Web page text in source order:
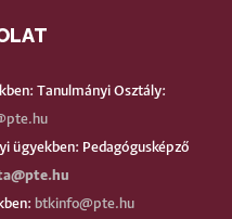
Tanulmányi Osztály:
ügyekben: Pedagógusképző
btkinfo@pte.hu